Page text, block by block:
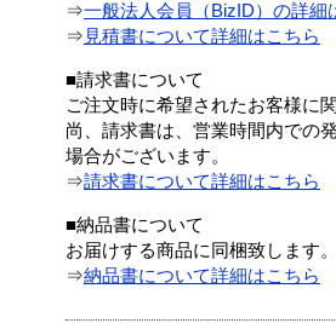
⇒一般法人会員（BizID）の詳細
⇒ 見積書について詳細はこちら
■請求書について
ご注文時に希望されたお客様に
尚、請求書は、営業時間内での
場合がございます。
⇒請求書について詳細はこちら
■納品書について
お届けする商品に同梱致します。
⇒納品書について詳細はこちら